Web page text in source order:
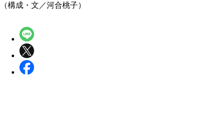
（構成・文／河合桃子）